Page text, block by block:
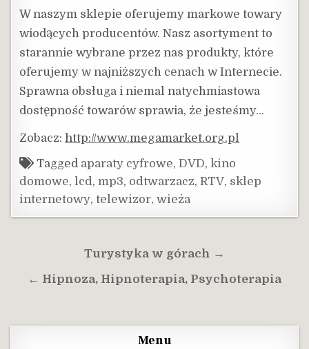
W naszym sklepie oferujemy markowe towary
wiodących producentów. Nasz asortyment to
starannie wybrane przez nas produkty, które
oferujemy w najniższych cenach w Internecie.
Sprawna obsługa i niemal natychmiastowa
dostępność towarów sprawia, że jesteśmy…
Zobacz:http://www.megamarket.org.pl
Tagged aparaty cyfrowe,DVD,kino
domowe,lcd ,mp3, odtwarzacz,RTV, sklep
internetowy,telewizor,wieża
Nawigacja
wpisu
Turystyka w górach →
← Hipnoza, Hipnoterapia, Psychoterapia
Menu